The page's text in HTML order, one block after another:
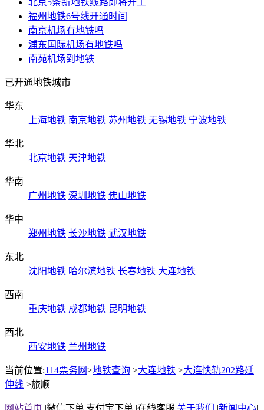
北京5条新地铁线路即将开工
福州地铁6号线开通时间
南京机场有地铁吗
浦东国际机场有地铁吗
南苑机场到地铁
已开通地铁城市
华东
上海地铁 南京地铁 苏州地铁 无锡地铁 宁波地铁
华北
北京地铁 天津地铁
华南
广州地铁 深圳地铁 佛山地铁
华中
郑州地铁 长沙地铁 武汉地铁
东北
沈阳地铁 哈尔滨地铁 长春地铁 大连地铁
西南
重庆地铁 成都地铁 昆明地铁
西北
西安地铁 兰州地铁
当前位置:114票务网>地铁查询 >大连地铁 >大连快轨202路延
伸线 >旅顺
网站首页 |微信下单|支付宝下单 |在线客服|关于我们 |新闻中心|